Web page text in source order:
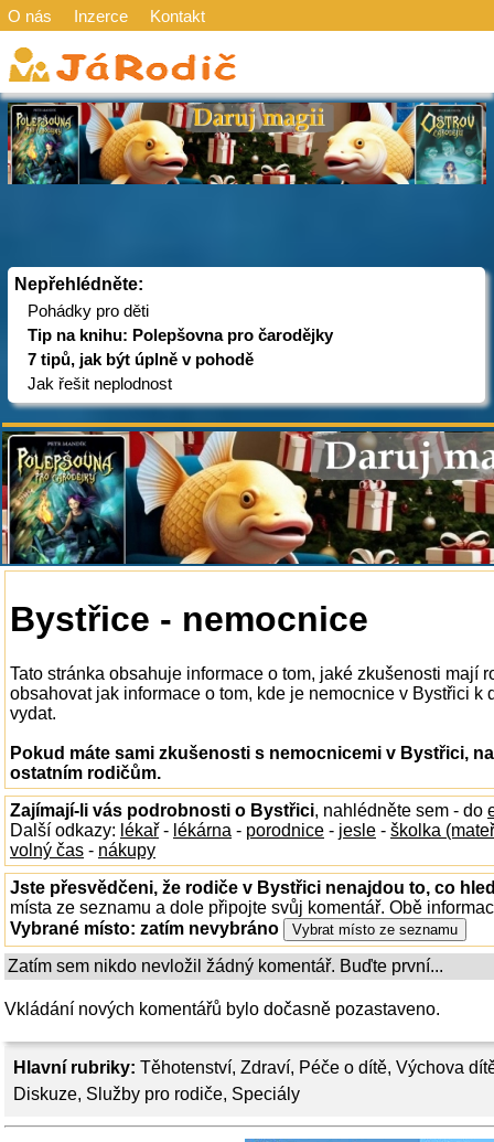
O nás Inzerce Kontakt
Nepřehlédněte:
Pohádky pro děti
Tip na knihu: Polepšovna pro čarodějky
7 tipů, jak být úplně v pohodě
Jak řešit neplodnost
Hlavní rubriky: Těhotenství, Zdraví, Péče o dítě, Výchova
Diskuze, Služby pro rodiče, Speciály
Bystřice - nemocnice
Tato stránka obsahuje informace o tom, jaké zkušenosti mají
obsahovat jak informace o tom, kde je nemocnice v Bystřici k
vydat.
Pokud máte sami zkušenosti s nemocnicemi v Bystřici,
ostatním rodičům.
Zajímají-li vás podrobnosti o Bystřici, nahlédněte sem - do
Další odkazy: lékař - lékárna - porodnice - jesle - školka
volný čas - nákupy
Jste přesvědčeni, že rodiče v Bystřici nenajdou to, co
místa ze seznamu a dole připojte svůj komentář. Obě
Vybrané místo: zatím nevybráno
Zatím sem nikdo nevložil žádný komentář. Buďte první...
Vkládání nových komentářů bylo dočasně pozastaveno.